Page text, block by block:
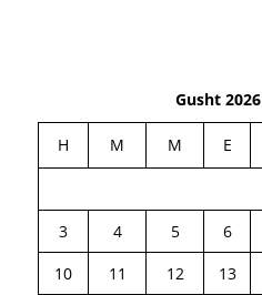
Gusht 2026
H M M E
3
4 5 6
10
11 12 13